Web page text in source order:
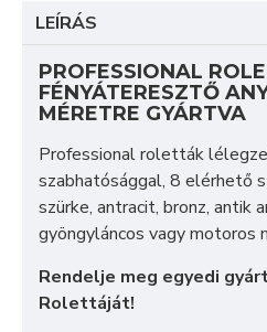
LEÍRÁS
PROFESSIONAL
FÉNYÁTERESZTŐ
MÉRETRE GYÁRTVA
Professional roletták
szabhatósággal, 8 elérhető
szürke, antracit, bronz, antik
gyöngyláncos vagy motoros
Rendelje meg egyedi
Rolettáját!